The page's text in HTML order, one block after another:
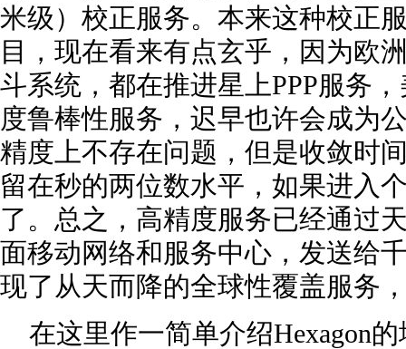
米级）校正服务。本来这种校正
目，现在看来有点玄乎，因为欧
斗系统，都在推进星上PPP服务
度鲁棒性服务，迟早也许会成为
精度上不存在问题，但是收敛时
留在秒的两位数水平，如果进入
了。总之，高精度服务已经通过
面移动网络和服务中心，发送给
现了从天而降的全球性覆盖服务
在这里作一简单介绍Hexagon